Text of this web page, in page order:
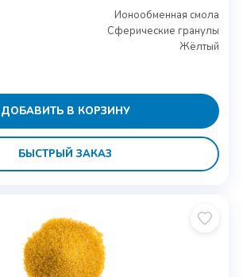
Ионообменная смола
Сферические гранулы
Жёлтый
ДОБАВИТЬ В КОРЗИНУ
БЫСТРЫЙ ЗАКАЗ